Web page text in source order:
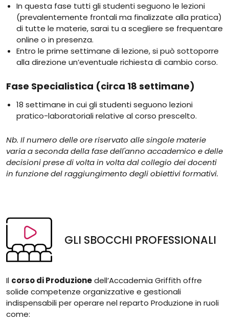
In questa fase tutti gli studenti seguono le lezioni
(prevalentemente frontali ma finalizzate alla pratica)
di tutte le materie, sarai tu a scegliere se frequentare
online o in presenza.
Entro le prime settimane di lezione, si può sottoporre
alla direzione un’eventuale richiesta di cambio corso.
Fase Specialistica (circa 18 settimane)
18 settimane in cui gli studenti seguono lezioni
pratico-laboratoriali relative al corso prescelto.
Nb. Il numero delle ore riservato alle singole materie
varia a seconda della fase dell'anno accademico e delle
decisioni prese di volta in volta dal collegio dei docenti
in funzione del raggiungimento degli obiettivi formativi.
GLI SBOCCHI PROFESSIONALI
Il corso di Produzionedell’Accademia Griffith offre
solide competenze organizzative e gestionali
indispensabili per operare nel reparto Produzione in ruoli
come: